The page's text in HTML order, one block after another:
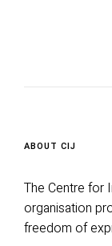
ABOUT CIJ
The Centre for
organisation
freedom of